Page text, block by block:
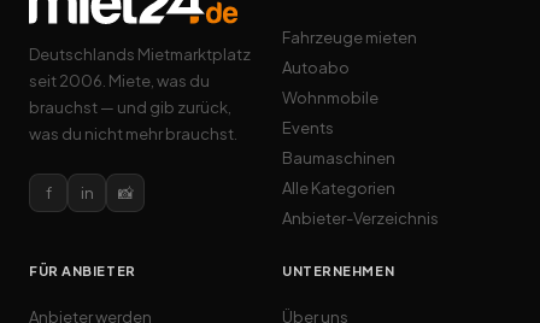
Deutschlands Mietmarktplatz
seit 2006. Miete, was du
brauchst — und gib zurück,
was du nicht mehr brauchst.
f in 📸
Fahrzeuge mieten
Autoabo
Wohnmobile
Events
Baumaschinen
Alle Kategorien
Anbieter-Verzeichnis
FÜR ANBIETER
Anbieter werden
UNTERNEHMEN
Über uns